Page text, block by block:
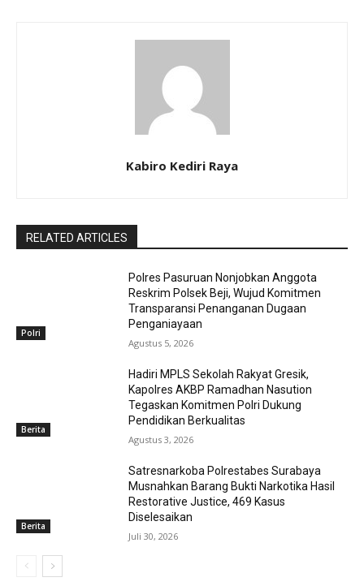
Kabiro Kediri Raya
RELATED ARTICLES
Polri
Polres Pasuruan Nonjobkan Anggota
Reskrim Polsek Beji, Wujud Komitmen
Transparansi Penanganan Dugaan
Penganiayaan
Agustus 5, 2026
Berita
Hadiri MPLS Sekolah Rakyat Gresik,
Kapolres AKBP Ramadhan Nasution
Tegaskan Komitmen Polri Dukung
Pendidikan Berkualitas
Agustus 3, 2026
Berita
Satresnarkoba Polrestabes Surabaya
Musnahkan Barang Bukti Narkotika Hasil
Restorative Justice, 469 Kasus
Diselesaikan
Juli 30, 2026